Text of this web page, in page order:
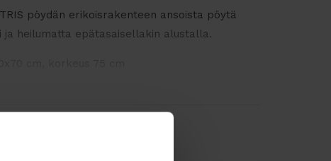
pöydän erikoisrakenteen ansoista pöytä
ja heilumatta epätasaisellakin alustalla.